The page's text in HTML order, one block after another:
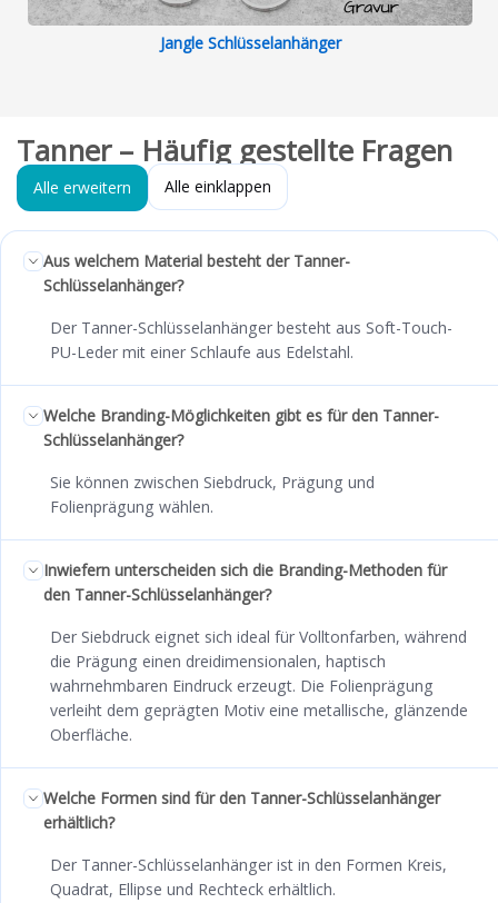
Jangle Schlüsselanhänger
Tanner – Häufig gestellte Fragen
Alle erweitern Alle einklappen
Aus welchem Material besteht der Tanner-
Schlüsselanhänger?
Der Tanner-Schlüsselanhänger besteht aus Soft-Touch-
PU-Leder mit einer Schlaufe aus Edelstahl.
Welche Branding-Möglichkeiten gibt es für den Tanner-
Schlüsselanhänger?
Sie können zwischen Siebdruck, Prägung und
Folienprägung wählen.
Inwiefern unterscheiden sich die Branding-Methoden für
den Tanner-Schlüsselanhänger?
Der Siebdruck eignet sich ideal für Volltonfarben, während
die Prägung einen dreidimensionalen, haptisch
wahrnehmbaren Eindruck erzeugt. Die Folienprägung
verleiht dem geprägten Motiv eine metallische, glänzende
Oberfläche.
Welche Formen sind für den Tanner-Schlüsselanhänger
erhältlich?
Der Tanner-Schlüsselanhänger ist in den Formen Kreis,
Quadrat, Ellipse und Rechteck erhältlich.